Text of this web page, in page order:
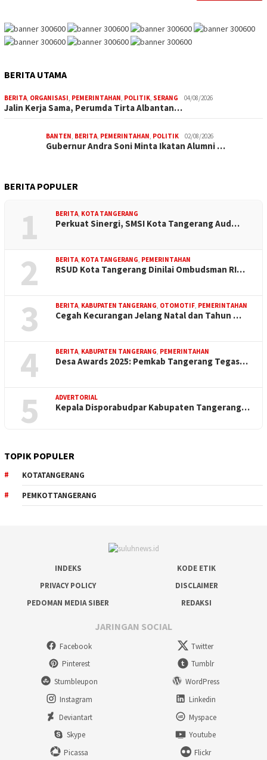
BERITA UTAMA
BERITA, ORGANISASI, PEMERINTAHAN, POLITIK, SERANG 04/08/2026
Jalin Kerja Sama, Perumda Tirta Albantan…
BANTEN, BERITA, PEMERINTAHAN, POLITIK 02/08/2026
Gubernur Andra Soni Minta Ikatan Alumni …
BERITA POPULER
1 BERITA, KOTA TANGERANG
Perkuat Sinergi, SMSI Kota Tangerang Aud…
2 BERITA, KOTA TANGERANG, PEMERINTAHAN
RSUD Kota Tangerang Dinilai Ombudsman RI…
3 BERITA, KABUPATEN TANGERANG, OTOMOTIF, PEMERINTAHAN
Cegah Kecurangan Jelang Natal dan Tahun …
4 BERITA, KABUPATEN TANGERANG, PEMERINTAHAN
Desa Awards 2025: Pemkab Tangerang Tegas…
5 ADVERTORIAL
Kepala Disporabudpar Kabupaten Tangerang…
TOPIK POPULER
KOTATANGERANG
PEMKOTTANGERANG
INDEKS
KODE ETIK
PRIVACY POLICY
DISCLAIMER
PEDOMAN MEDIA SIBER
REDAKSI
JARINGAN SOCIAL
Facebook
Twitter
Pinterest
Tumblr
Stumbleupon
WordPress
Instagram
Linkedin
Deviantart
Myspace
Skype
Youtube
Picassa
Flickr